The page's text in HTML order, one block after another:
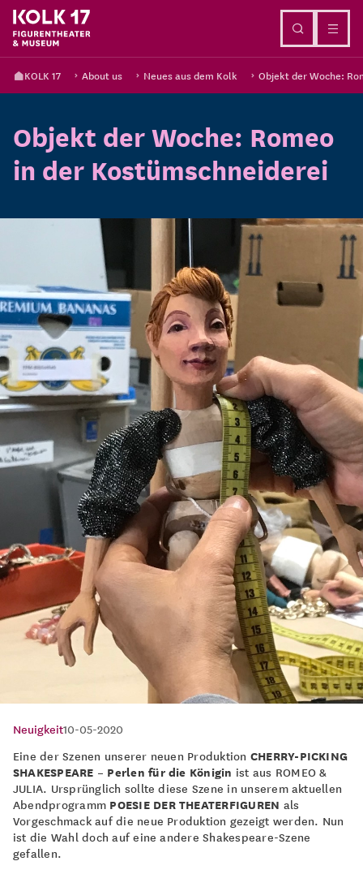
KOLK 17 About us Neues aus dem Kolk Objekt der Woche:
Objekt der Woche: Romeo
in der Kostümschneiderei
Neuigkeit10-05-2020
Eine der Szenen unserer neuen Produktion CHERRY-PICKING
SHAKESPEARE – Perlen für die Königin ist aus ROMEO &
JULIA. Ursprünglich sollte diese Szene in unserem aktuellen
Abendprogramm POESIE DER THEATERFIGUREN als
Vorgeschmack auf die neue Produktion gezeigt werden. Nun
ist die Wahl doch auf eine andere Shakespeare-Szene
gefallen.